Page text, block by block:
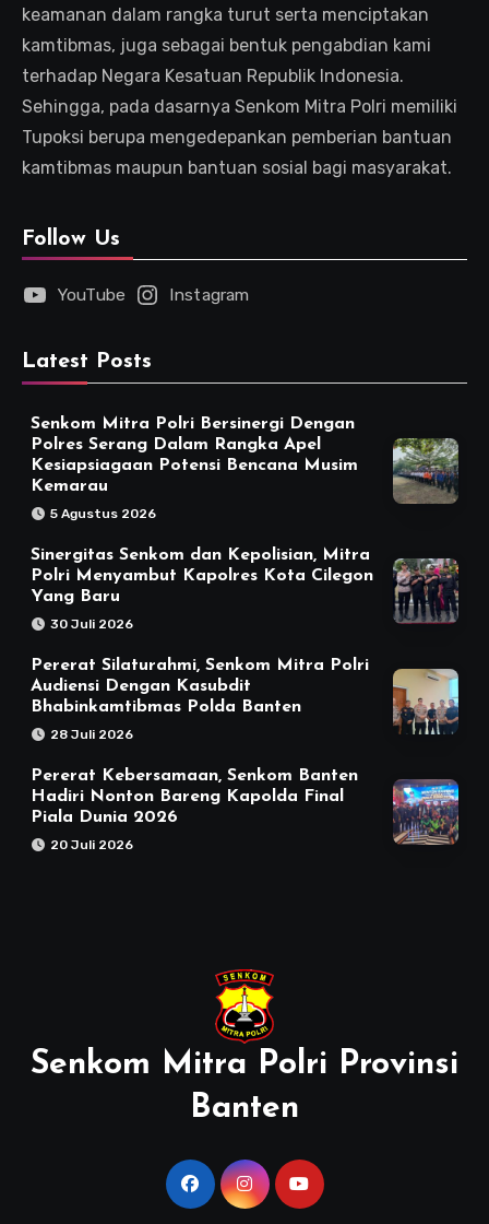
keamanan dalam rangka turut serta menciptakan
kamtibmas, juga sebagai bentuk pengabdian kami
terhadap Negara Kesatuan Republik Indonesia.
Sehingga, pada dasarnya Senkom Mitra Polri memiliki
Tupoksi berupa mengedepankan pemberian bantuan
kamtibmas maupun bantuan sosial bagi masyarakat.
Follow Us
YouTube Instagram
Latest Posts
Senkom Mitra Polri Bersinergi Dengan
Polres Serang Dalam Rangka Apel
Kesiapsiagaan Potensi Bencana Musim
Kemarau
5 Agustus 2026
Sinergitas Senkom dan Kepolisian, Mitra
Polri Menyambut Kapolres Kota Cilegon
Yang Baru
30 Juli 2026
Pererat Silaturahmi, Senkom Mitra Polri
Audiensi Dengan Kasubdit
Bhabinkamtibmas Polda Banten
28 Juli 2026
Pererat Kebersamaan, Senkom Banten
Hadiri Nonton Bareng Kapolda Final
Piala Dunia 2026
20 Juli 2026
Senkom Mitra Polri Provinsi
Banten